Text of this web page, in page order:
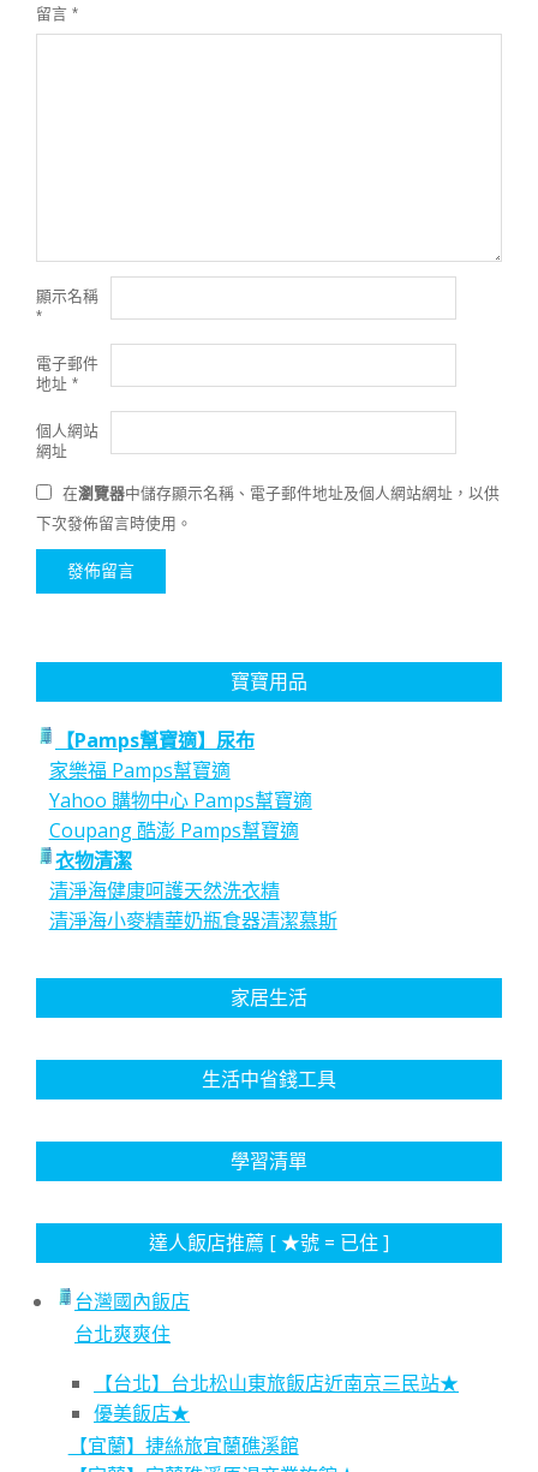
留言 *
顯示名稱
*
電子郵件
地址 *
個人網站
網址
在瀏覽器中儲存顯示名稱、電子郵件地址及個人網站網址，以供
下次發佈留言時使用。
寶寶用品
【Pamps幫寶適】尿布
家樂福 Pamps幫寶適
Yahoo 購物中心 Pamps幫寶適
Coupang 酷澎 Pamps幫寶適
衣物清潔
清淨海健康呵護天然洗衣精
清淨海小麥精華奶瓶食器清潔慕斯
家居生活
生活中省錢工具
學習清單
達人飯店推薦 [ ★號 = 已住 ]
台灣國內飯店
台北爽爽住
【台北】台北松山東旅飯店近南京三民站★
優美飯店★
【宜蘭】捷絲旅宜蘭礁溪館